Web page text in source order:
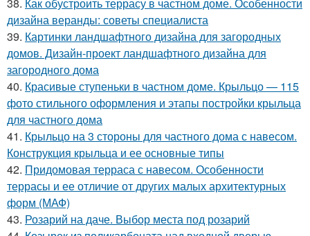
38. Как обустроить террасу в частном доме. Особенности
дизайна веранды: советы специалиста
39. Картинки ландшафтного дизайна для загородных
домов. Дизайн-проект ландшафтного дизайна для
загородного дома
40. Красивые ступеньки в частном доме. Крыльцо — 115
фото стильного оформления и этапы постройки крыльца
для частного дома
41. Крыльцо на 3 стороны для частного дома с навесом.
Конструкция крыльца и ее основные типы
42. Придомовая терраса с навесом. Особенности
террасы и ее отличие от других малых архитектурных
форм (МАФ)
43. Розарий на даче. Выбор места под розарий